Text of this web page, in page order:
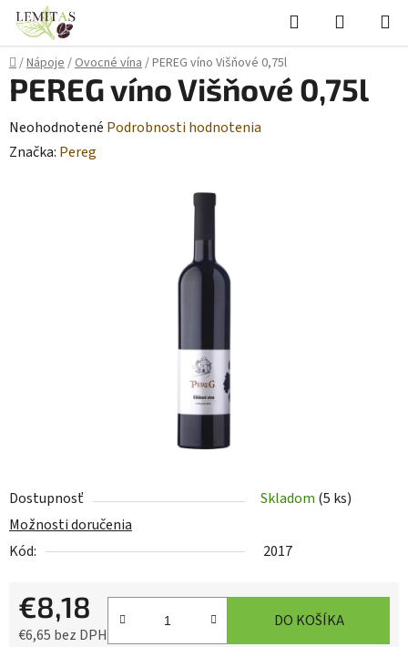
Prejsť
obsah
Hľadať
KOŠÍK
Domov
/Nápoje/Ovocné vína/PEREG víno Višňové 0,75l
Dostupnosť Skladom (5 ks)
Možnosti doručenia
Kód:
2017
€8,18
€6,65 bez DPH
DO KOŠÍKA
PEREG víno Višňové 0,75l
Priemerné
hodnotenie
Neohodnotené Podrobnosti hodnotenia
Značka: Pereg